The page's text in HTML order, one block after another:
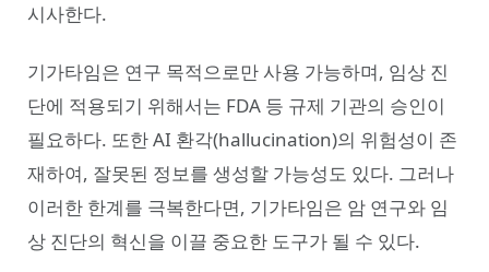
시사한다.
기가타임은 연구 목적으로만 사용 가능하며, 임상 진
단에 적용되기 위해서는 FDA 등 규제 기관의 승인이
필요하다. 또한 AI 환각(hallucination)의 위험성이 존
재하여, 잘못된 정보를 생성할 가능성도 있다. 그러나
이러한 한계를 극복한다면, 기가타임은 암 연구와 임
상 진단의 혁신을 이끌 중요한 도구가 될 수 있다.